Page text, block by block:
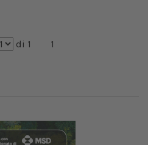
di 1 1